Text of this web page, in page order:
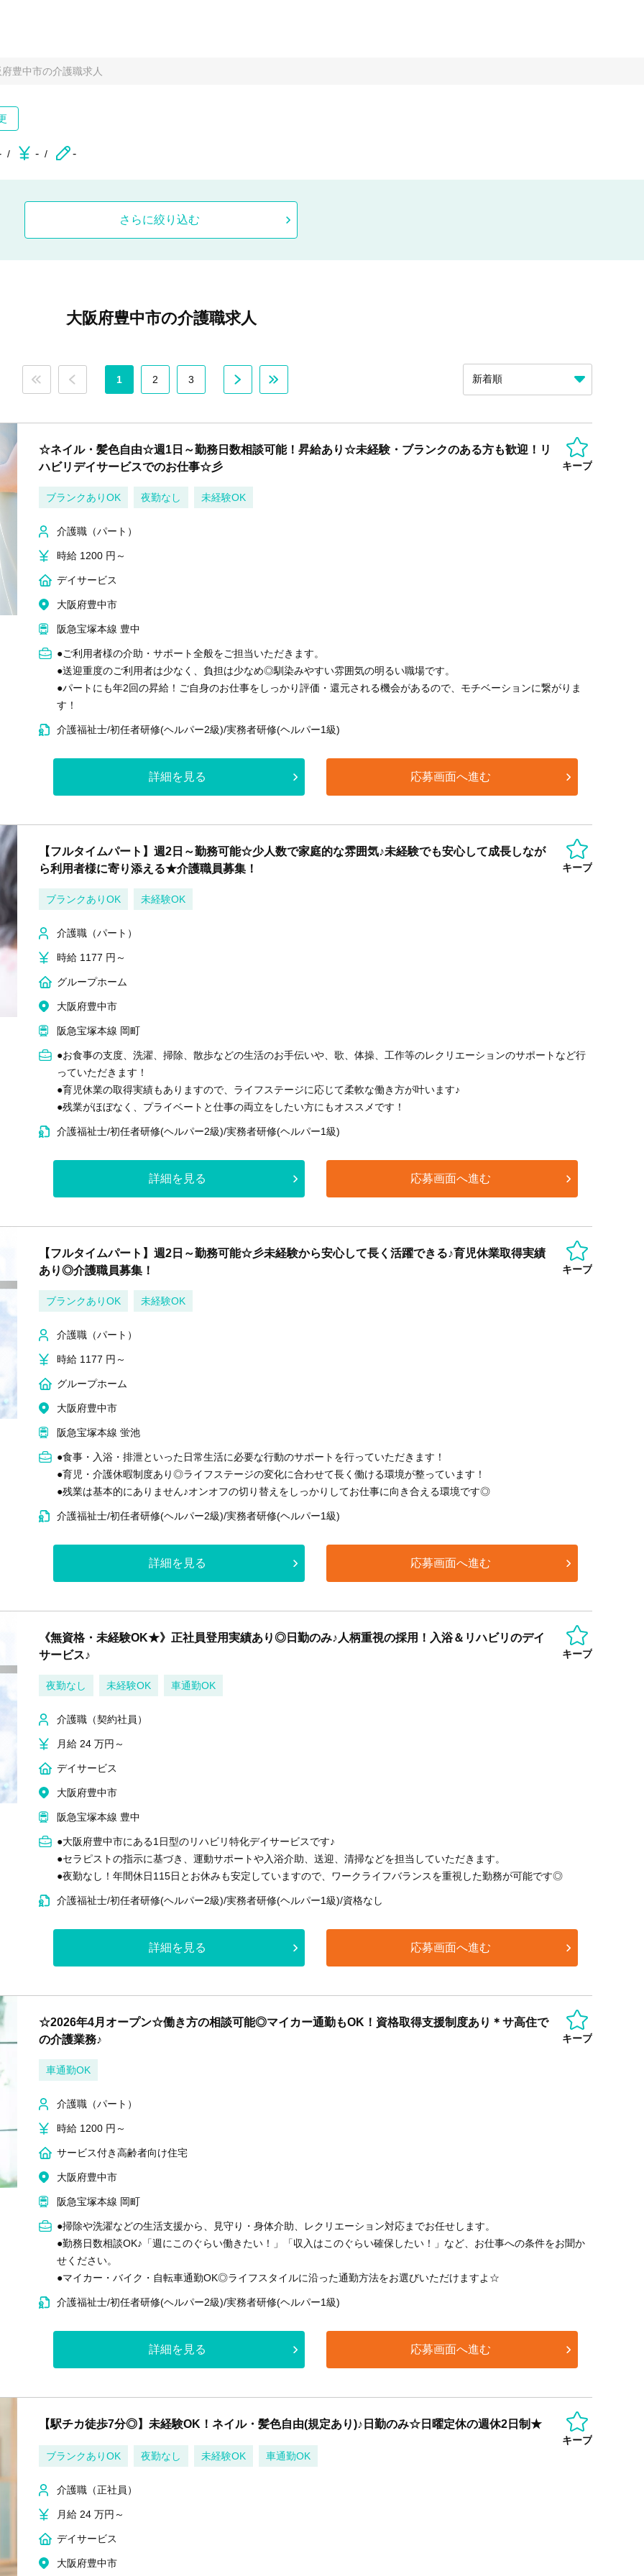
豊中市の介護職求人
- -
さらに絞り込む
大阪府豊中市の介護職求人
1 2 3
☆ネイル・髪色自由☆週1日～勤務日数相談可能！昇給あり☆未経験・ブランクのある方も歓迎！リ
ハビリデイサービスでのお仕事☆彡
キープ
ブランクありOK 夜勤なし 未経験OK
介護職（パート）
時給 1200 円～
デイサービス
大阪府豊中市
阪急宝塚本線 豊中
●ご利用者様の介助・サポート全般をご担当いただきます。
●送迎重度のご利用者は少なく、負担は少なめ◎馴染みやすい雰囲気の明るい職場です。
●パートにも年2回の昇給！ご自身のお仕事をしっかり評価・還元される機会があるので、モチベーションに繋がりま
す！
介護福祉士/初任者研修(ヘルパー2級)/実務者研修(ヘルパー1級)
詳細を見る 応募画面へ進む
【フルタイムパート】週2日～勤務可能☆少人数で家庭的な雰囲気♪未経験でも安心して成長しなが
ら利用者様に寄り添える★介護職員募集！
キープ
ブランクありOK 未経験OK
介護職（パート）
時給 1177 円～
グループホーム
大阪府豊中市
阪急宝塚本線 岡町
●お食事の支度、洗濯、掃除、散歩などの生活のお手伝いや、歌、体操、工作等のレクリエーションのサポートなど行
っていただきます！
●育児休業の取得実績もありますので、ライフステージに応じて柔軟な働き方が叶います♪
●残業がほぼなく、プライベートと仕事の両立をしたい方にもオススメです！
介護福祉士/初任者研修(ヘルパー2級)/実務者研修(ヘルパー1級)
詳細を見る 応募画面へ進む
【フルタイムパート】週2日～勤務可能☆彡未経験から安心して長く活躍できる♪育児休業取得実績
あり◎介護職員募集！
キープ
ブランクありOK 未経験OK
介護職（パート）
時給 1177 円～
グループホーム
大阪府豊中市
阪急宝塚本線 蛍池
●食事・入浴・排泄といった日常生活に必要な行動のサポートを行っていただきます！
●育児・介護休暇制度あり◎ライフステージの変化に合わせて長く働ける環境が整っています！
●残業は基本的にありません♪オンオフの切り替えをしっかりしてお仕事に向き合える環境です◎
介護福祉士/初任者研修(ヘルパー2級)/実務者研修(ヘルパー1級)
詳細を見る 応募画面へ進む
《無資格・未経験OK★》正社員登用実績あり◎日勤のみ♪人柄重視の採用！入浴＆リハビリのデイ
サービス♪
キープ
夜勤なし 未経験OK 車通勤OK
介護職（契約社員）
月給 24 万円～
デイサービス
大阪府豊中市
阪急宝塚本線 豊中
●大阪府豊中市にある1日型のリハビリ特化デイサービスです♪
●セラピストの指示に基づき、運動サポートや入浴介助、送迎、清掃などを担当していただきます。
●夜勤なし！年間休日115日とお休みも安定していますので、ワークライフバランスを重視した勤務が可能です◎
介護福祉士/初任者研修(ヘルパー2級)/実務者研修(ヘルパー1級)/資格なし
詳細を見る 応募画面へ進む
☆2026年4月オープン☆働き方の相談可能◎マイカー通勤もOK！資格取得支援制度あり＊サ高住で
の介護業務♪
キープ
車通勤OK
介護職（パート）
時給 1200 円～
サービス付き高齢者向け住宅
大阪府豊中市
阪急宝塚本線 岡町
●掃除や洗濯などの生活支援から、見守り・身体介助、レクリエーション対応までお任せします。
●勤務日数相談OK♪「週にこのぐらい働きたい！」「収入はこのぐらい確保したい！」など、お仕事への条件をお聞か
せください。
●マイカー・バイク・自転車通勤OK◎ライフスタイルに沿った通勤方法をお選びいただけますよ☆
介護福祉士/初任者研修(ヘルパー2級)/実務者研修(ヘルパー1級)
詳細を見る 応募画面へ進む
【駅チカ徒歩7分◎】未経験OK！ネイル・髪色自由(規定あり)♪日勤のみ☆日曜定休の週休2日制★
キープ
ブランクありOK
夜勤なし 未経験OK 車通勤OK
介護職（正社員）
月給 24 万円～
デイサービス
大阪府豊中市